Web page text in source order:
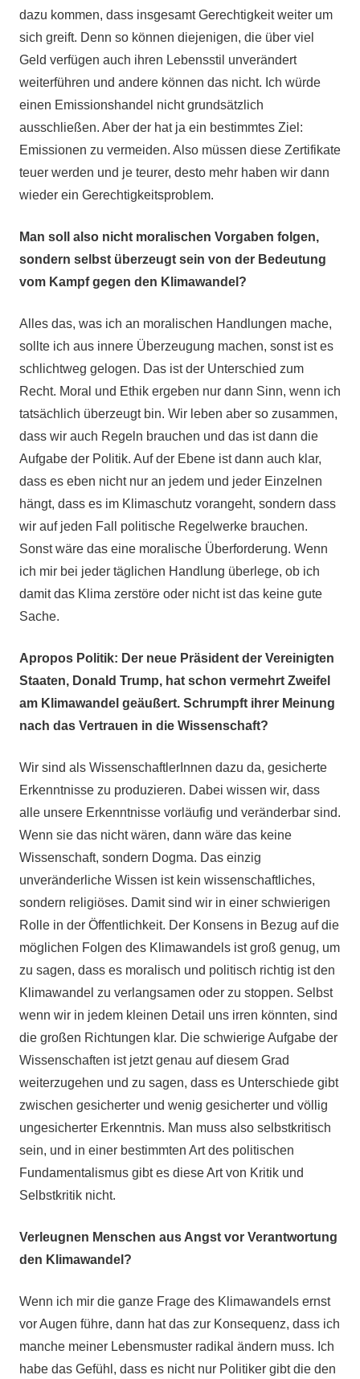
dazu kommen, dass insgesamt Gerechtigkeit weiter um
sich greift. Denn so können diejenigen, die über viel
Geld verfügen auch ihren Lebensstil unverändert
weiterführen und andere können das nicht. Ich würde
einen Emissionshandel nicht grundsätzlich
ausschließen. Aber der hat ja ein bestimmtes Ziel:
Emissionen zu vermeiden. Also müssen diese Zertifikate
teuer werden und je teurer, desto mehr haben wir dann
wieder ein Gerechtigkeitsproblem.
Man soll also nicht moralischen Vorgaben folgen,
sondern selbst überzeugt sein von der Bedeutung
vom Kampf gegen den Klimawandel?
Alles das, was ich an moralischen Handlungen mache,
sollte ich aus innere Überzeugung machen, sonst ist es
schlichtweg gelogen. Das ist der Unterschied zum
Recht. Moral und Ethik ergeben nur dann Sinn, wenn ich
tatsächlich überzeugt bin. Wir leben aber so zusammen,
dass wir auch Regeln brauchen und das ist dann die
Aufgabe der Politik. Auf der Ebene ist dann auch klar,
dass es eben nicht nur an jedem und jeder Einzelnen
hängt, dass es im Klimaschutz vorangeht, sondern dass
wir auf jeden Fall politische Regelwerke brauchen.
Sonst wäre das eine moralische Überforderung. Wenn
ich mir bei jeder täglichen Handlung überlege, ob ich
damit das Klima zerstöre oder nicht ist das keine gute
Sache.
Apropos Politik: Der neue Präsident der Vereinigten
Staaten, Donald Trump, hat schon vermehrt Zweifel
am Klimawandel geäußert. Schrumpft ihrer Meinung
nach das Vertrauen in die Wissenschaft?
Wir sind als WissenschaftlerInnen dazu da, gesicherte
Erkenntnisse zu produzieren. Dabei wissen wir, dass
alle unsere Erkenntnisse vorläufig und veränderbar sind.
Wenn sie das nicht wären, dann wäre das keine
Wissenschaft, sondern Dogma. Das einzig
unveränderliche Wissen ist kein wissenschaftliches,
sondern religiöses. Damit sind wir in einer schwierigen
Rolle in der Öffentlichkeit. Der Konsens in Bezug auf die
möglichen Folgen des Klimawandels ist groß genug, um
zu sagen, dass es moralisch und politisch richtig ist den
Klimawandel zu verlangsamen oder zu stoppen. Selbst
wenn wir in jedem kleinen Detail uns irren könnten, sind
die großen Richtungen klar. Die schwierige Aufgabe der
Wissenschaften ist jetzt genau auf diesem Grad
weiterzugehen und zu sagen, dass es Unterschiede gibt
zwischen gesicherter und wenig gesicherter und völlig
ungesicherter Erkenntnis. Man muss also selbstkritisch
sein, und in einer bestimmten Art des politischen
Fundamentalismus gibt es diese Art von Kritik und
Selbstkritik nicht.
Verleugnen Menschen aus Angst vor Verantwortung
den Klimawandel?
Wenn ich mir die ganze Frage des Klimawandels ernst
vor Augen führe, dann hat das zur Konsequenz, dass ich
manche meiner Lebensmuster radikal ändern muss. Ich
habe das Gefühl, dass es nicht nur Politiker gibt die den